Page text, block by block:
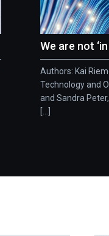
We are not
Authors: Kai
Technology and
and Sandra
[...]